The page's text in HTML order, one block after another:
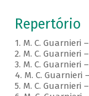
Repertório
1. M. C. Guarnieri
2. M. C. Guarnieri
3. M. C. Guarnieri
4. M. C. Guarnieri
5. M. C. Guarnieri